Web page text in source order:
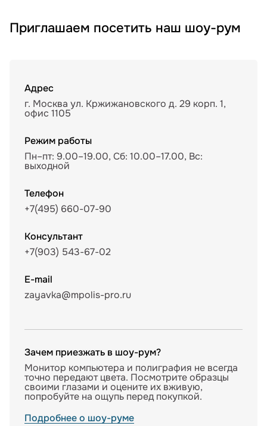
Приглашаем посетить наш шоу-рум
Адрес
г. Москва ул. Кржижановского д. 29 корп. 1,
офис 1105
Режим работы
Пн–пт: 9.00–19.00, Сб: 10.00–17.00, Вс:
выходной
Телефон
+7(495) 660-07-90
Консультант
+7(903) 543-67-02
E-mail
zayavka@mpolis-pro.ru
Зачем приезжать в шоу-рум?
Монитор компьютера и полиграфия не всегда
точно передают цвета. Посмотрите образцы
своими глазами и оцените их вживую,
попробуйте на ощупь перед покупкой.
Подробнее о шоу-руме